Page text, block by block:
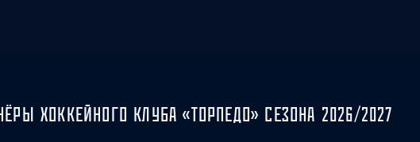
ХОККЕЙНОГО КЛУБА «ТОРПЕДО» СЕЗОНА 2026/2027